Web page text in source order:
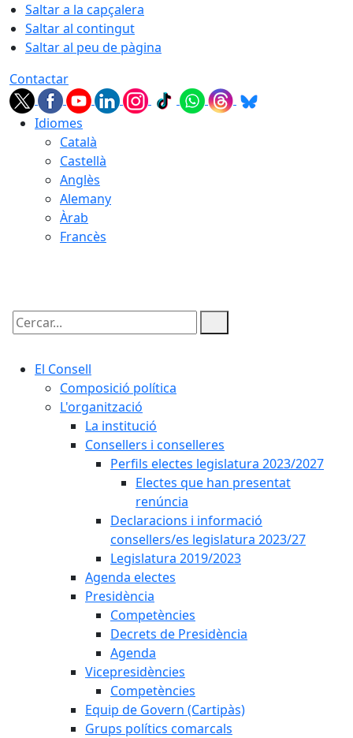
Saltar a la capçalera
Saltar al contingut
Saltar al peu de pàgina
Contactar
Idiomes
Català
Castellà
Anglès
Alemany
Àrab
Francès
Cercar:
El Consell
Composició política
L'organització
La institució
Consellers i conselleres
Perfils electes legislatura 2023/2027
Electes que han presentat
renúncia
Declaracions i informació
consellers/es legislatura 2023/27
Legislatura 2019/2023
Agenda electes
Presidència
Competències
Decrets de Presidència
Agenda
Vicepresidències
Competències
Equip de Govern (Cartipàs)
Grups polítics comarcals